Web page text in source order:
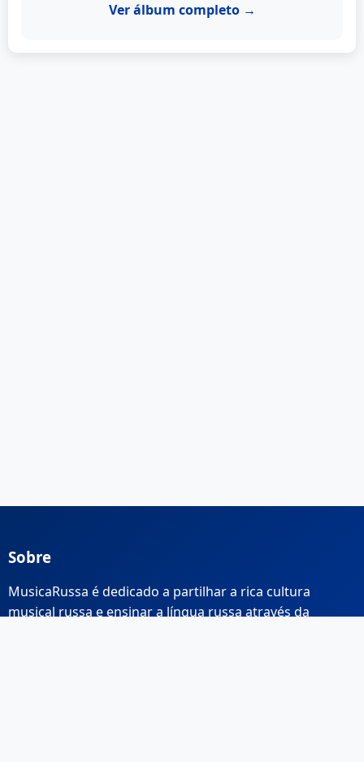
Ver álbum completo →
Sobre
MusicaRussa é dedicado a partilhar a rica cultura
musical russa e ensinar a língua russa através da